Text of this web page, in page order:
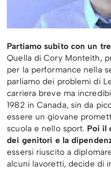
Partiamo subito con un
Quella di Cory Monteith,
per la performance nella
parliamo dei problemi di
carriera breve ma
1982 in Canada, sin da
essere un giovane
scuola e nello sport. Poi il
dei genitori e la
essersi riuscito a
alcuni lavoretti, decide di